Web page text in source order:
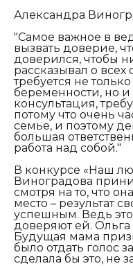
Александра
"Самое важное в
вызвать доверие,
доверился, чтобы
рассказывал о
требуется не
беременности, но и
консультация,
потому что очень
семье, и поэтому
большая
работа над собой."
В конкурсе «Наш
Виноградова
смотря на то, что
место – результат
успешным. Ведь это
доверяют ей. Ольга
Будущая мама
было отдать голос
сделала бы это, не